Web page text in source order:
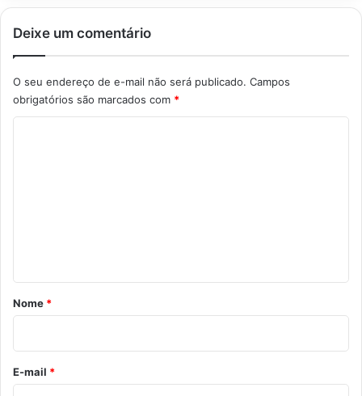
Deixe um comentário
O seu endereço de e-mail não será publicado. Campos
obrigatórios são marcados com *
r
i
o
*
Nome *
E-mail *